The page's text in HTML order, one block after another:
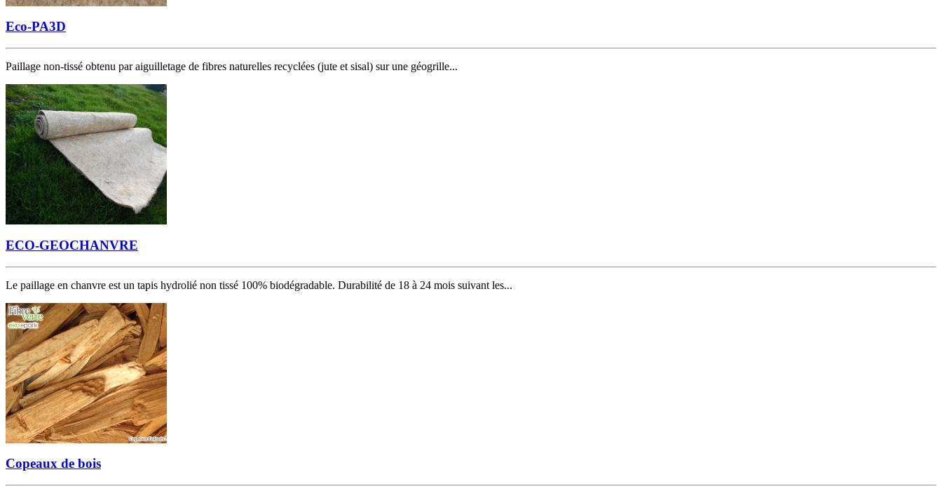
Eco-PA3D
Paillage non-tissé obtenu par aiguilletage de fibres naturelles recyclées (jute et sisal) sur une géogrille...
ECO-GEOCHANVRE
Le paillage en chanvre est un tapis hydrolié non tissé 100% biodégradable. Durabilité de 18 à 24 mois suivant les...
Copeaux de bois